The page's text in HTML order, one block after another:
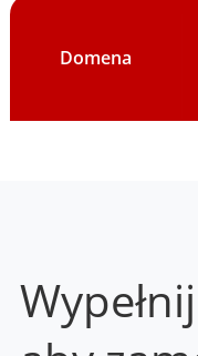
Domena